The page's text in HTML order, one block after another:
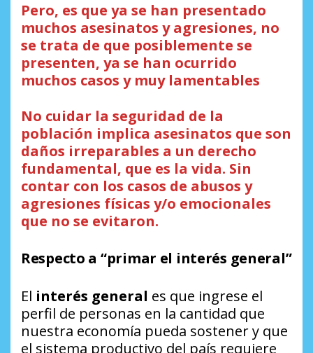
Pero, es que ya se han presentado
muchos asesinatos y agresiones, no
se trata de que posiblemente se
presenten, ya se han ocurrido
muchos casos y muy lamentables
No cuidar la seguridad de la
población implica asesinatos que son
daños irreparables a un derecho
fundamental, que es la vida. Sin
contar con los casos de abusos y
agresiones físicas y/o emocionales
que no se evitaron.
Respecto a “primar el interés general”
El interés general es que ingrese el
perfil de personas en la cantidad que
nuestra economía pueda sostener y que
el sistema productivo del país requiere